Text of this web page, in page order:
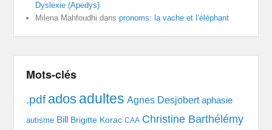
Dyslexie (Apedys)
Milena Mahfoudhi danspronoms: la vache et l’éléphant
Mots-clés
.pdf ados adultes Agnes Desjobert aphasie
autisme Bill Brigitte Korac CAA Christine Barthélémy